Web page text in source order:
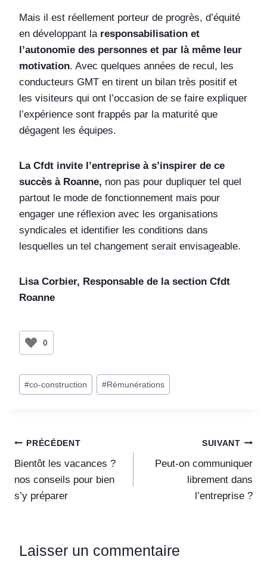
Mais il est réellement porteur de progrès, d’équité
en développant la responsabilisation et
l’autonomie des personnes et par là même leur
motivation. Avec quelques années de recul, les
conducteurs GMT en tirent un bilan très positif et
les visiteurs qui ont l’occasion de se faire expliquer
l’expérience sont frappés par la maturité que
dégagent les équipes.
La Cfdt invite l’entreprise à s’inspirer de ce
succès à Roanne, non pas pour dupliquer tel quel
partout le mode de fonctionnement mais pour
engager une réflexion avec les organisations
syndicales et identifier les conditions dans
lesquelles un tel changement serait envisageable.
Lisa Corbier, Responsable de la section Cfdt
Roanne
0
#co-construction #Rémunérations
PRÉCÉDENT
Bientôt les vacances ?
nos conseils pour bien
s’y préparer
SUIVANT
Peut-on communiquer
librement dans
l’entreprise ?
Laisser un commentaire